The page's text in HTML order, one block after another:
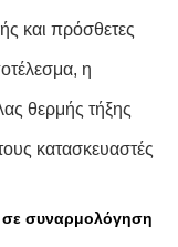
και πρόσθετες
η
θερμής τήξης
κατασκευαστές
σε συναρμολόγηση